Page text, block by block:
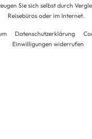
Sie sich selbst durch
Reisebüros oder im Internet.
Datenschutzerklärung
Einwilligungen widerrufen